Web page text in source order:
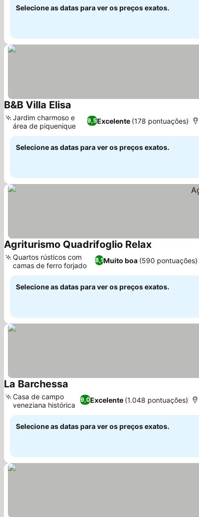
Selecione as datas para ver os preços exatos.
B&B Villa Elisa
9,5Excelente (178 pontuações)
Jardim charmoso e
área de piquenique
Selecione as datas para ver os preços exatos.
Agriturismo Quadrifoglio RelaxVer preços
8,1Muito boa (590 pontuações)
Quartos rústicos com
camas de ferro forjado
Selecione as datas para ver os preços exatos.
La Barchessa
9,0Excelente (1.048 pontuações)
Casa de campo
veneziana histórica
Selecione as datas para ver os preços exatos.